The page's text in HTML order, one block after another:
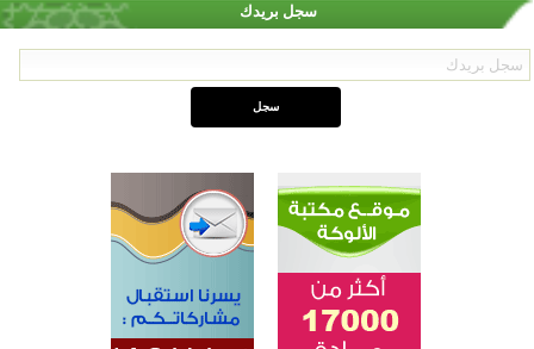
سجل بريدك